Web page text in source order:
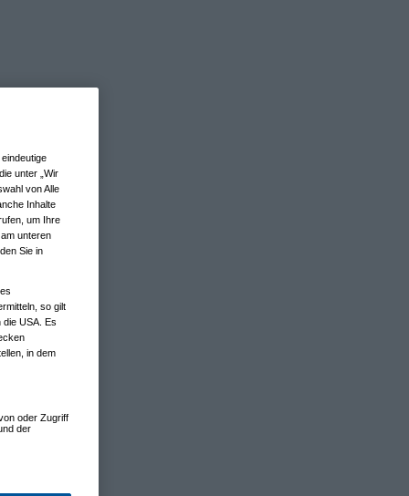
unter „Wir
von Alle
Inhalte
um Ihre
unteren
Sie in
so gilt
die USA. Es
in dem
oder Zugriff
der